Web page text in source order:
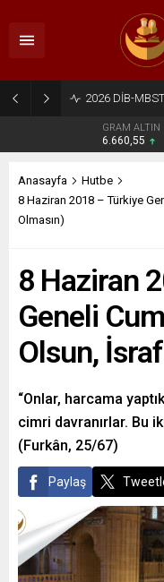
2026 DİB-
GRAM ALTIN
6.660,55
Anasayfa
Hutbe
8 Haziran 2018 – Türkiye
Olmasın)
8 Haziran
Geneli
Olsun,
“Onlar, harcama
cimri davranırlar. Bu
(Furkân, 25/67)
Paylaş